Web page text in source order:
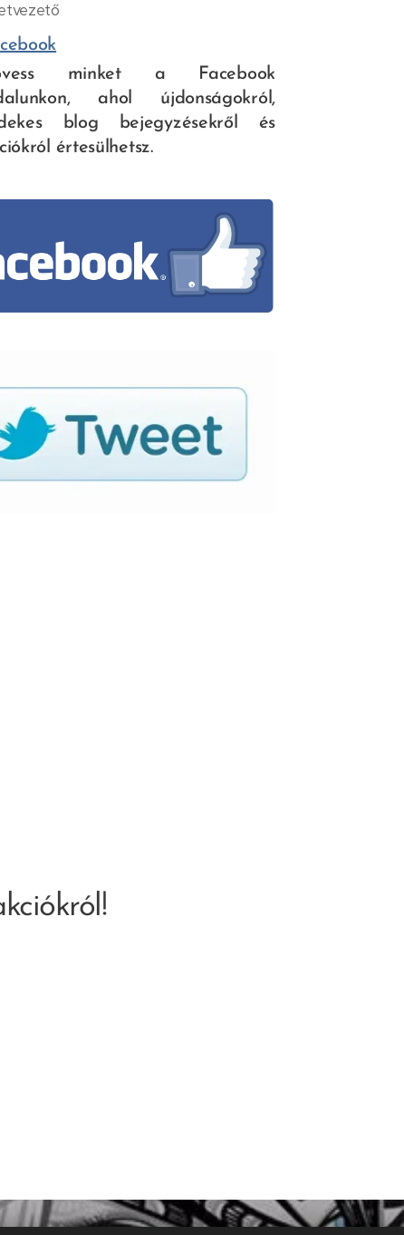
minket a Facebook
ahol újdonságokról,
blog bejegyzésekről és
értesülhetsz.